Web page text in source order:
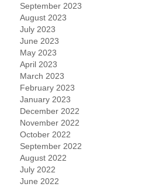
September 2023
August 2023
July 2023
June 2023
May 2023
April 2023
March 2023
February 2023
January 2023
December 2022
November 2022
October 2022
September 2022
August 2022
July 2022
June 2022